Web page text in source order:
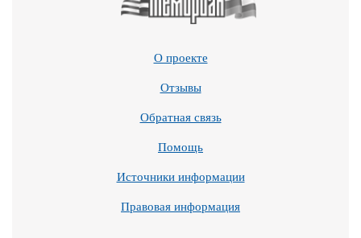
О проекте
Отзывы
Обратная связь
Помощь
Источники информации
Правовая информация